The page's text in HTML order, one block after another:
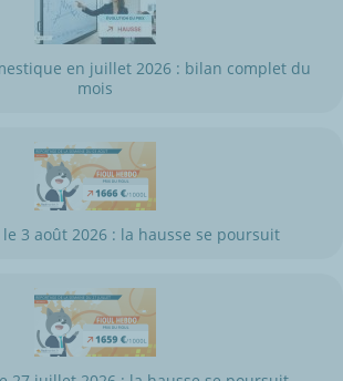
en juillet 2026 : bilan complet du
mois
3 août 2026 : la hausse se poursuit